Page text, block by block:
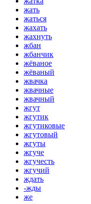
жать
жаться
жахать
жахнуть
жбан
жбанчик
жёваное
жёваный
жвачка
жвачные
жвачный
жгут
жгутик
жгутиковые
жгутовый
жгуты
жгуче
жгучесть
жгучий
ждать
-жды
же